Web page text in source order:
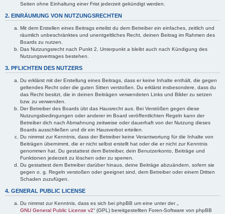
Seiten ohne Einhaltung einer Frist jederzeit gekündigt werden.
2. EINRÄUMUNG VON NUTZUNGSRECHTEN
Mit dem Erstellen eines Beitrags erteilst du dem Betreiber ein einfaches, zeitlich und
räumlich unbeschränktes und unentgeltliches Recht, deinen Beitrag im Rahmen des
Boards zu nutzen.
Das Nutzungsrecht nach Punkt 2, Unterpunkt a bleibt auch nach Kündigung des
Nutzungsvertrages bestehen.
3. PFLICHTEN DES NUTZERS
Du erklärst mit der Erstellung eines Beitrags, dass er keine Inhalte enthält, die gegen
geltendes Recht oder die guten Sitten verstoßen. Du erklärst insbesondere, dass du
das Recht besitzt, die in deinen Beiträgen verwendeten Links und Bilder zu setzen
bzw. zu verwenden.
Der Betreiber des Boards übt das Hausrecht aus. Bei Verstößen gegen diese
Nutzungsbedingungen oder anderer im Board veröffentlichten Regeln kann der
Betreiber dich nach Abmahnung zeitweise oder dauerhaft von der Nutzung dieses
Boards ausschließen und dir ein Hausverbot erteilen.
Du nimmst zur Kenntnis, dass der Betreiber keine Verantwortung für die Inhalte von
Beiträgen übernimmt, die er nicht selbst erstellt hat oder die er nicht zur Kenntnis
genommen hat. Du gestattest dem Betreiber, dein Benutzerkonto, Beiträge und
Funktionen jederzeit zu löschen oder zu sperren.
Du gestattest dem Betreiber darüber hinaus, deine Beiträge abzuändern, sofern sie
gegen o. g. Regeln verstoßen oder geeignet sind, dem Betreiber oder einem Dritten
Schaden zuzufügen.
4. GENERAL PUBLIC LICENSE
Du nimmst zur Kenntnis, dass es sich bei phpBB um eine unter der „
GNU General Public License v2“ (GPL) bereitgestellten Foren-Software von phpBB